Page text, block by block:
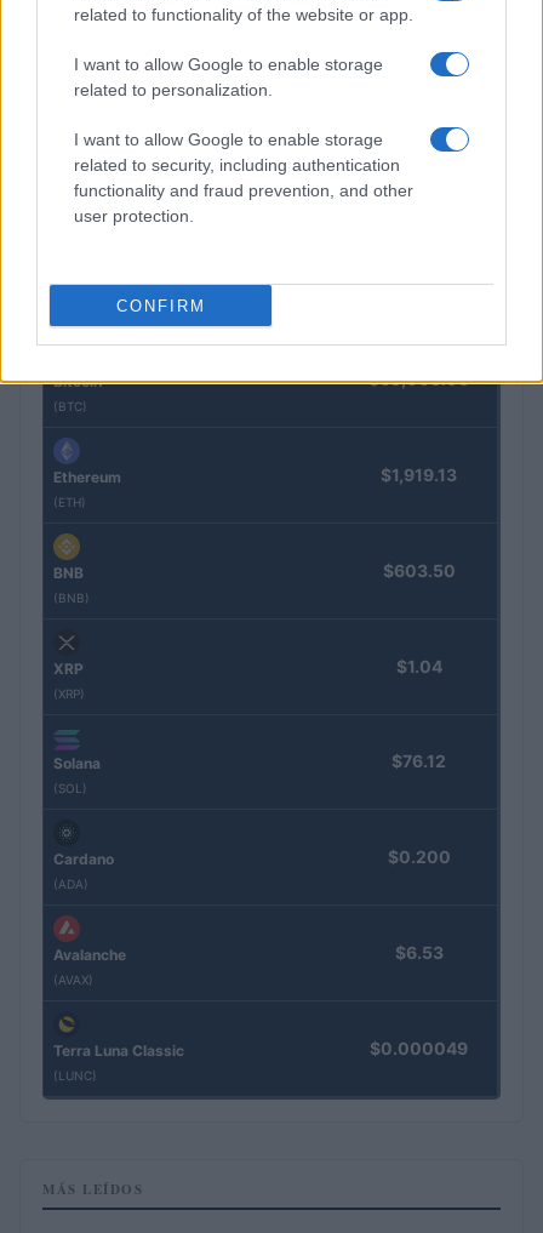
related to functionality of the website or app.
I want to allow Google to enable storage
related to personalization.
I want to allow Google to enable storage
related to security, including authentication
functionality and fraud prevention, and other
user protection.
CONFIRM
Guía para comparar créditos: TIN, TAE y comisiones
Nombre
Bitcoin
(BTC)
$65,003.00
Ethereum
(ETH)
$1,919.13
BNB
(BNB)
$603.50
XRP
(XRP)
$1.04
Solana
(SOL)
$76.12
Cardano
(ADA)
$0.200
Avalanche
(AVAX)
$6.53
Terra Luna Classic
(LUNC)
$0.000049
MÁS LEÍDOS